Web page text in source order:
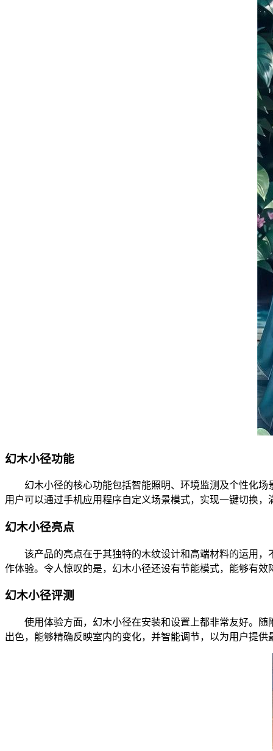
幻木小径功能
幻木小径的核心功能包括智能照明、环境监测及个性化场
用户可以通过手机应用程序自定义场景模式，实现一键切换，
幻木小径亮点
该产品的亮点在于其独特的木纹设计和高端材料的运用，
作体验。令人惊叹的是，幻木小径还设有节能模式，能够有
幻木小径评测
使用体验方面，幻木小径在安装和设置上都非常友好。随
出色，能够精确反映室内的变化，并智能调节，以为用户提